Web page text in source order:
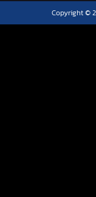
Copyright ©